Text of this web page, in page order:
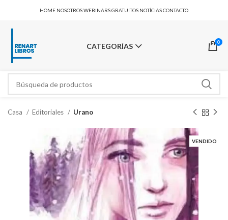
HOME NOSOTROSWEBINARS GRATUITOS NOTÍCIASCONTACTO
CATEGORÍAS 0
Casa Editoriales Urano
VENDIDO